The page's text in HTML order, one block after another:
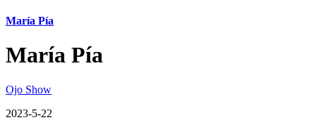
María Pía
María Pía
Ojo Show
2023-5-22